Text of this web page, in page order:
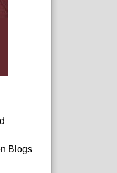
Blogs